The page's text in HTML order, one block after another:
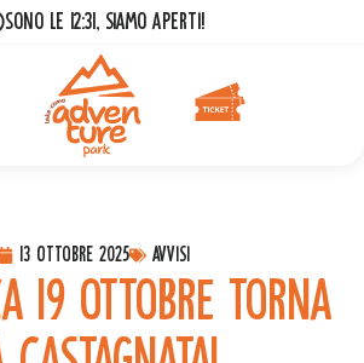
Sono le 12:31, siamo aperti!
13 Ottobre 2025 Avvisi
19 ottobre torna